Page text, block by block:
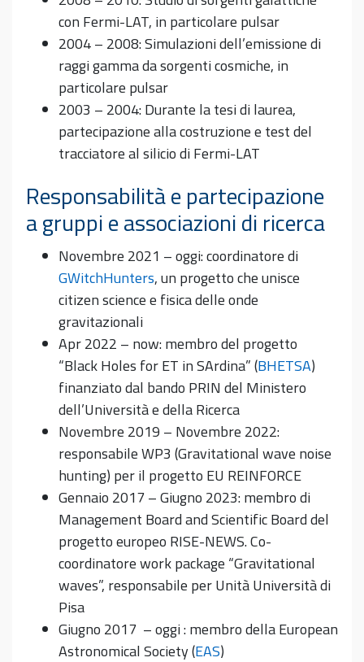
con Fermi-LAT, in particolare pulsar
2004 – 2008: Simulazioni dell’emissione di
raggi gamma da sorgenti cosmiche, in
particolare pulsar
2003 – 2004: Durante la tesi di laurea,
partecipazione alla costruzione e test del
tracciatore al silicio di Fermi-LAT
Responsabilità e partecipazione
a gruppi e associazioni di ricerca
Novembre 2021 – oggi: coordinatore di
GWitchHunters, un progetto che unisce
citizen science e fisica delle onde
gravitazionali
Apr 2022 – now: membro del progetto
“Black Holes for ET in SArdina” (BHETSA)
finanziato dal bando PRIN del Ministero
dell’Università e della Ricerca
Novembre 2019 – Novembre 2022:
responsabile WP3 (Gravitational wave noise
hunting) per il progetto EU REINFORCE
Gennaio 2017 – Giugno 2023: membro di
Management Board and Scientific Board del
progetto europeo RISE-NEWS. Co-
coordinatore work package “Gravitational
waves”, responsabile per Unità Università di
Pisa
Giugno 2017 – oggi : membro della European
Astronomical Society (EAS)